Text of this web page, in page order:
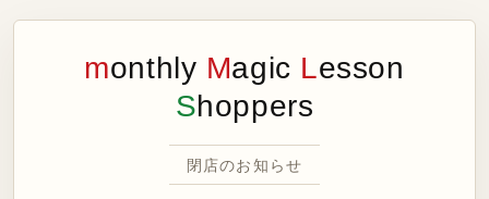
monthly Magic Lesson
Shoppers
閉店のお知らせ